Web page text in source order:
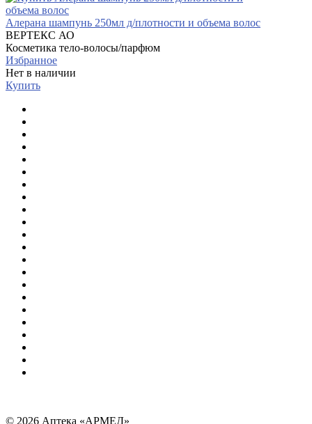
Алерана шампунь 250мл д/плотности и объема волос
ВЕРТЕКС АО
Косметика тело-волосы/парфюм
Избранное
Нет в наличии
Купить
© 2026 Аптека «АРМЕД»